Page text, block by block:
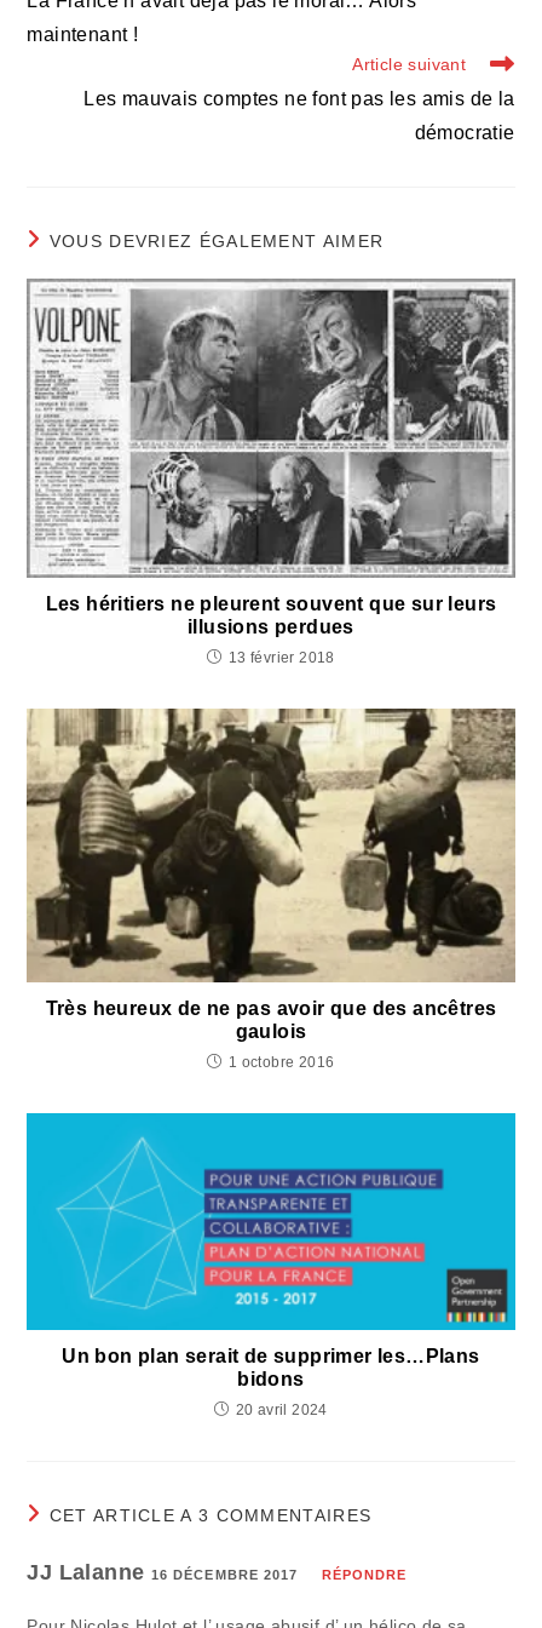
maintenant !
Article suivant
Les mauvais comptes ne font pas les amis de la
démocratie
VOUS DEVRIEZ ÉGALEMENT AIMER
Les héritiers ne pleurent souvent que sur leurs
illusions perdues
13 février 2018
Très heureux de ne pas avoir que des ancêtres
gaulois
1 octobre 2016
Un bon plan serait de supprimer les…Plans
bidons
20 avril 2024
CET ARTICLE A 3 COMMENTAIRES
JJ Lalanne 16 DÉCEMBRE 2017 RÉPONDRE